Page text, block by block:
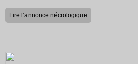
Lire l’annonce nécrologique